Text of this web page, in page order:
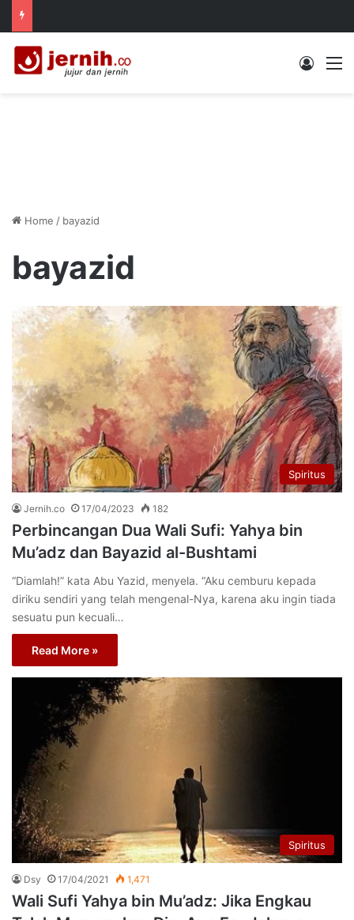
Log In
Home / bayazid
bayazid
Spiritus
Jernih.co 17/04/2023 182
Perbincangan Dua Wali Sufi: Yahya bin
Mu’adz dan Bayazid al-Bushtami
“Diamlah!” kata Abu Yazid, menyela. “Aku cemburu kepada
diriku sendiri yang telah mengenal-Nya, karena aku ingin tiada
sesuatu pun kecuali…
Read More »
Spiritus
Dsy 17/04/2021 1,471
Wali Sufi Yahya bin Mu’adz: Jika Engkau